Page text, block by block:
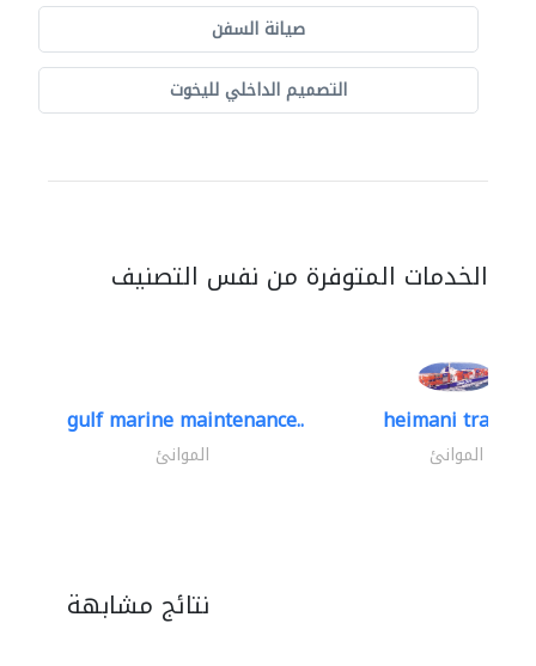
صيانة السفن
التصميم الداخلي لليخوت
الخدمات المتوفرة من نفس التصنيف
gulf marine maintenance..
الموانئ
heimani trading
الموانئ
نتائج مشابهة